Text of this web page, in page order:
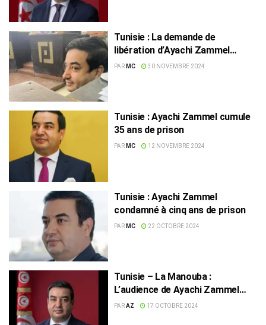
Tunisie : La demande de
libération d’Ayachi Zammel
rejetée
PAR MC 30 NOVEMBRE 2024
Tunisie : Ayachi Zammel cumule
35 ans de prison
PAR MC 12 NOVEMBRE 2024
Tunisie : Ayachi Zammel
condamné à cinq ans de prison
PAR MC 22 OCTOBRE 2024
Tunisie – La Manouba :
L’audience de Ayachi Zammel
reportée au 24 octobre
PARAZ 17 OCTOBRE 2024